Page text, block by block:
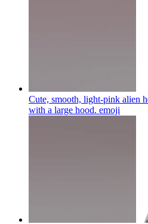
Cute, smooth, light-pink alien
with a large hood. emoji